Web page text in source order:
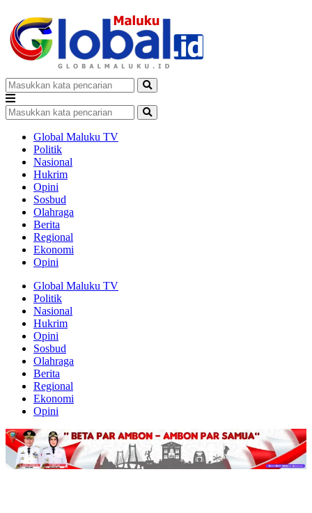
Global Maluku TV
Politik
Nasional
Hukrim
Opini
Sosbud
Olahraga
Berita
Regional
Ekonomi
Opini
Global Maluku TV
Politik
Nasional
Hukrim
Opini
Sosbud
Olahraga
Berita
Regional
Ekonomi
Opini